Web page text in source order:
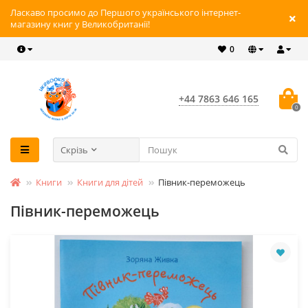
Ласкаво просимо до Першого українського інтернет-
магазину книг у Великобританії!
0
+44 7863 646 165
0
Скрізь
Книги Книги для дітей Півник-переможець
Півник-переможець